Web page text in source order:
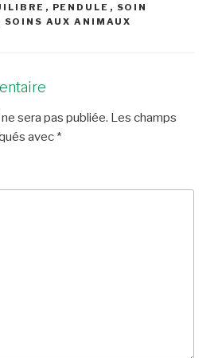
, PENDULE , SOIN
SOINS AUX ANIMAUX
sera pas publiée. Les champs
avec *